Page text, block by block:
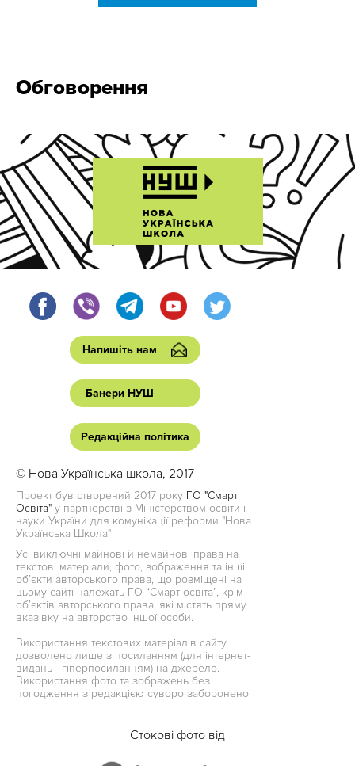
Обговорення
Напишіть нам
Банери НУШ
Редакційна політика
© Нова Українська школа, 2017
Проект був створений 2017 року ГО "Смарт
Освіта" у партнерстві з Міністерством освіти і
науки України для комунікації реформи "Нова
Українська Школа"
Усі виключні майнові й немайнові права на
текстові матеріали, фото, зображення та інші
об’єкти авторського права, що розміщені на
цьому сайті належать ГО “Смарт освіта”, крім
об’єктів авторського права, які містять пряму
вказівку на авторство іншої особи.
Використання текстових матеріалів сайту
дозволено лише з посиланням (для інтернет-
видань - гіперпосиланням) на джерело.
Використання фото та зображень без
погодження з редакцією суворо заборонено.
Стокові фото від